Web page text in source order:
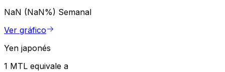
NaN (NaN%) Semanal
Ver gráfico
Yen japonés
1 MTL equivale a